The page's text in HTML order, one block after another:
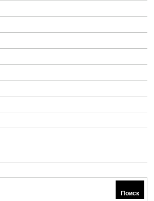
Поиск